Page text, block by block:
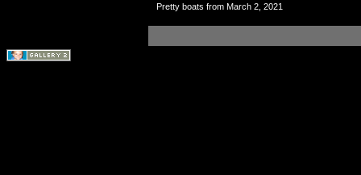
Pretty boats from March 2, 2021